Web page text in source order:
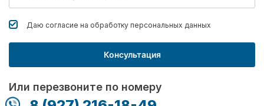
Даю согласие на обработку персональных данных
Консультация
Или перезвоните по номеру